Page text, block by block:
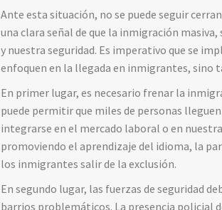
Ante esta situación, no se puede seguir
una clara señal de que la inmigración
y nuestra seguridad. Es imperativo que se
enfoquen en la llegada en inmigrantes, sino
En primer lugar, es necesario frenar la
puede permitir que miles de personas
integrarse en el mercado laboral o en
promoviendo el aprendizaje del idioma, la
los inmigrantes salir de la exclusión.
En segundo lugar, las fuerzas de seguridad
barrios problemáticos. La presencia policial